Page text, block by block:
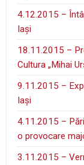
4.12.2015 –
Iaşi
18.11.2015 –
Cultura „Mihai
9.11.2015 –
Iaşi
4.11.2015 –
o provocare
3.11.2015 –